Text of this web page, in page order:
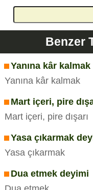
Benzer
Yanına kâr
Yanına kâr kalmak
Mart içeri, pire
Mart içeri, pire dışarı
Yasa çıkarmak
Yasa çıkarmak
Dua etmek deyimi